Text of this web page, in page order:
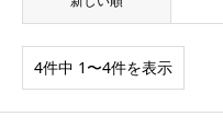
4件中 1〜4件を表示